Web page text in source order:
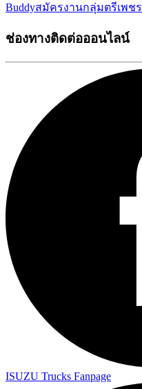
Buddyสมัครงานกลุ่มตรีเพชร
ช่องทางติดต่อออนไลน์
ISUZU Trucks Fanpage